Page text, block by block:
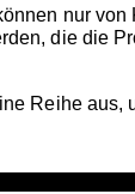
nur von
die die
Reihe aus,